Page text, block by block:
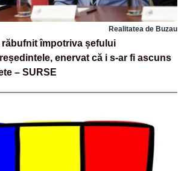
Realitatea de Buzau
răbufnit împotriva șefului
enervat că i s-ar fi ascuns
– SURSE